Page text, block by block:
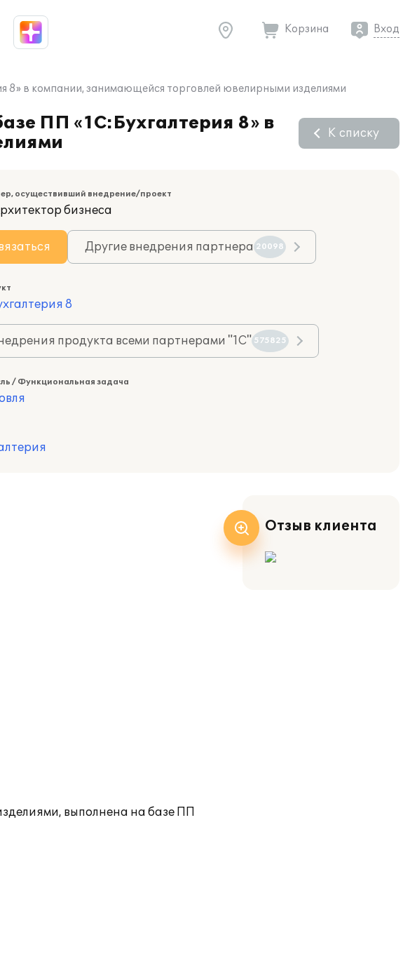
Корзина Вход
8» в компании, занимающейся торговлей ювелирными изделиями
ПП «1С:Бухгалтерия 8» в
К списку
осуществивший внедрение/проект
бизнеса
Другие внедрения партнера 20098
8
продукта всеми партнерами "1С" 575825
/ Функциональная задача
выполнена на базе ПП
Отзыв клиента